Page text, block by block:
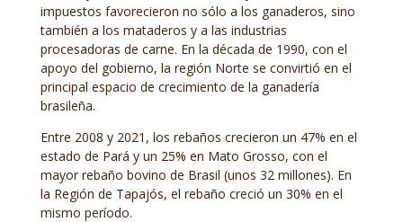
impuestos favorecieron no sólo a los ganaderos, sino
también a los mataderos y a las industrias
procesadoras de carne. En la década de 1990, con el
apoyo del gobierno, la región Norte se convirtió en el
principal espacio de crecimiento de la ganadería
brasileña.
Entre 2008 y 2021, los rebaños crecieron un 47% en el
estado de Pará y un 25% en Mato Grosso, con el
mayor rebaño bovino de Brasil (unos 32 millones). En
la Región de Tapajós, el rebaño creció un 30% en el
mismo período.